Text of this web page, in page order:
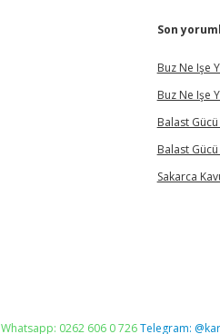
Son
Buz Ne Işe
Buz Ne Işe
Balast
Balast
Sakarca
Whatsapp: 0262 606 0 726Telegram: